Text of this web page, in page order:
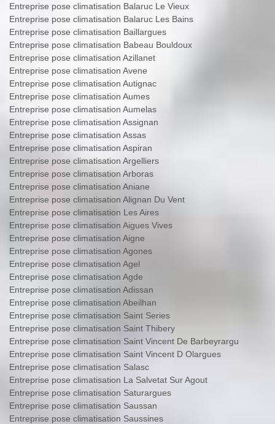
Entreprise pose climatisation Balaruc Le Vieux
Entreprise pose climatisation Balaruc Les Bains
Entreprise pose climatisation Baillargues
Entreprise pose climatisation Babeau Bouldoux
Entreprise pose climatisation Azillanet
Entreprise pose climatisation Avene
Entreprise pose climatisation Autignac
Entreprise pose climatisation Aumes
Entreprise pose climatisation Aumelas
Entreprise pose climatisation Assignan
Entreprise pose climatisation Assas
Entreprise pose climatisation Aspiran
Entreprise pose climatisation Argelliers
Entreprise pose climatisation Arboras
Entreprise pose climatisation Aniane
Entreprise pose climatisation Alignan Du Vent
Entreprise pose climatisation Les Aires
Entreprise pose climatisation Aigues Vives
Entreprise pose climatisation Aigne
Entreprise pose climatisation Agones
Entreprise pose climatisation Agel
Entreprise pose climatisation Agde
Entreprise pose climatisation Adissan
Entreprise pose climatisation Abeilhan
Entreprise pose climatisation Saint Series
Entreprise pose climatisation Saint Thibery
Entreprise pose climatisation Saint Vincent De Barbeyrargu
Entreprise pose climatisation Saint Vincent D Olargues
Entreprise pose climatisation Salasc
Entreprise pose climatisation La Salvetat Sur Agout
Entreprise pose climatisation Saturargues
Entreprise pose climatisation Saussan
Entreprise pose climatisation Saussines